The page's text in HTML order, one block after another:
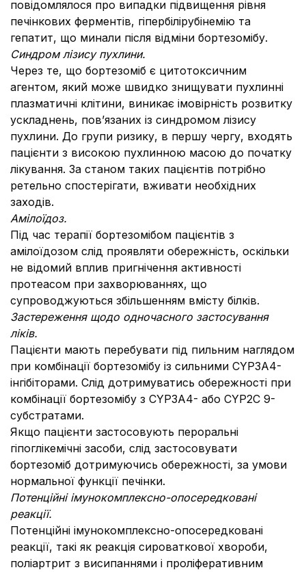
повідомлялося про випадки підвищення рівня
печінкових ферментів, гіпербілірубінемію та
гепатит, що минали після відміни бортезомібу.
Синдром лізису пухлини.
Через те, що бортезоміб є цитотоксичним
агентом, який може швидко знищувати пухлинні
плазматичні клітини, виникає імовірність розвитку
ускладнень, пов’язаних із синдромом лізису
пухлини. До групи ризику, в першу чергу, входять
пацієнти з високою пухлинною масою до початку
лікування. За станом таких пацієнтів потрібно
ретельно спостерігати, вживати необхідних
заходів.
Амілоїдоз.
Під час терапії бортезомібом пацієнтів з
амілоїдозом слід проявляти обережність, оскільки
не відомий вплив пригнічення активності
протеасом при захворюваннях, що
супроводжуються збільшенням вмісту білків.
Застереження щодо одночасного застосування
ліків.
Пацієнти мають перебувати під пильним наглядом
при комбінації бортезомібу із сильними CYP3A4-
інгібіторами. Слід дотримуватись обережності при
комбінації бортезомібу з CYP3A4- або CYP2С 9-
субстратами.
Якщо пацієнти застосовують пероральні
гіпоглікемічні засоби, слід застосовувати
бортезоміб дотримуючись обережності, за умови
нормальної функції печінки.
Потенційні імунокомплексно-опосередковані
реакції.
Потенційні імунокомплексно-опосередковані
реакції, такі як реакція сироваткової хвороби,
поліартрит з висипаннями і проліферативним